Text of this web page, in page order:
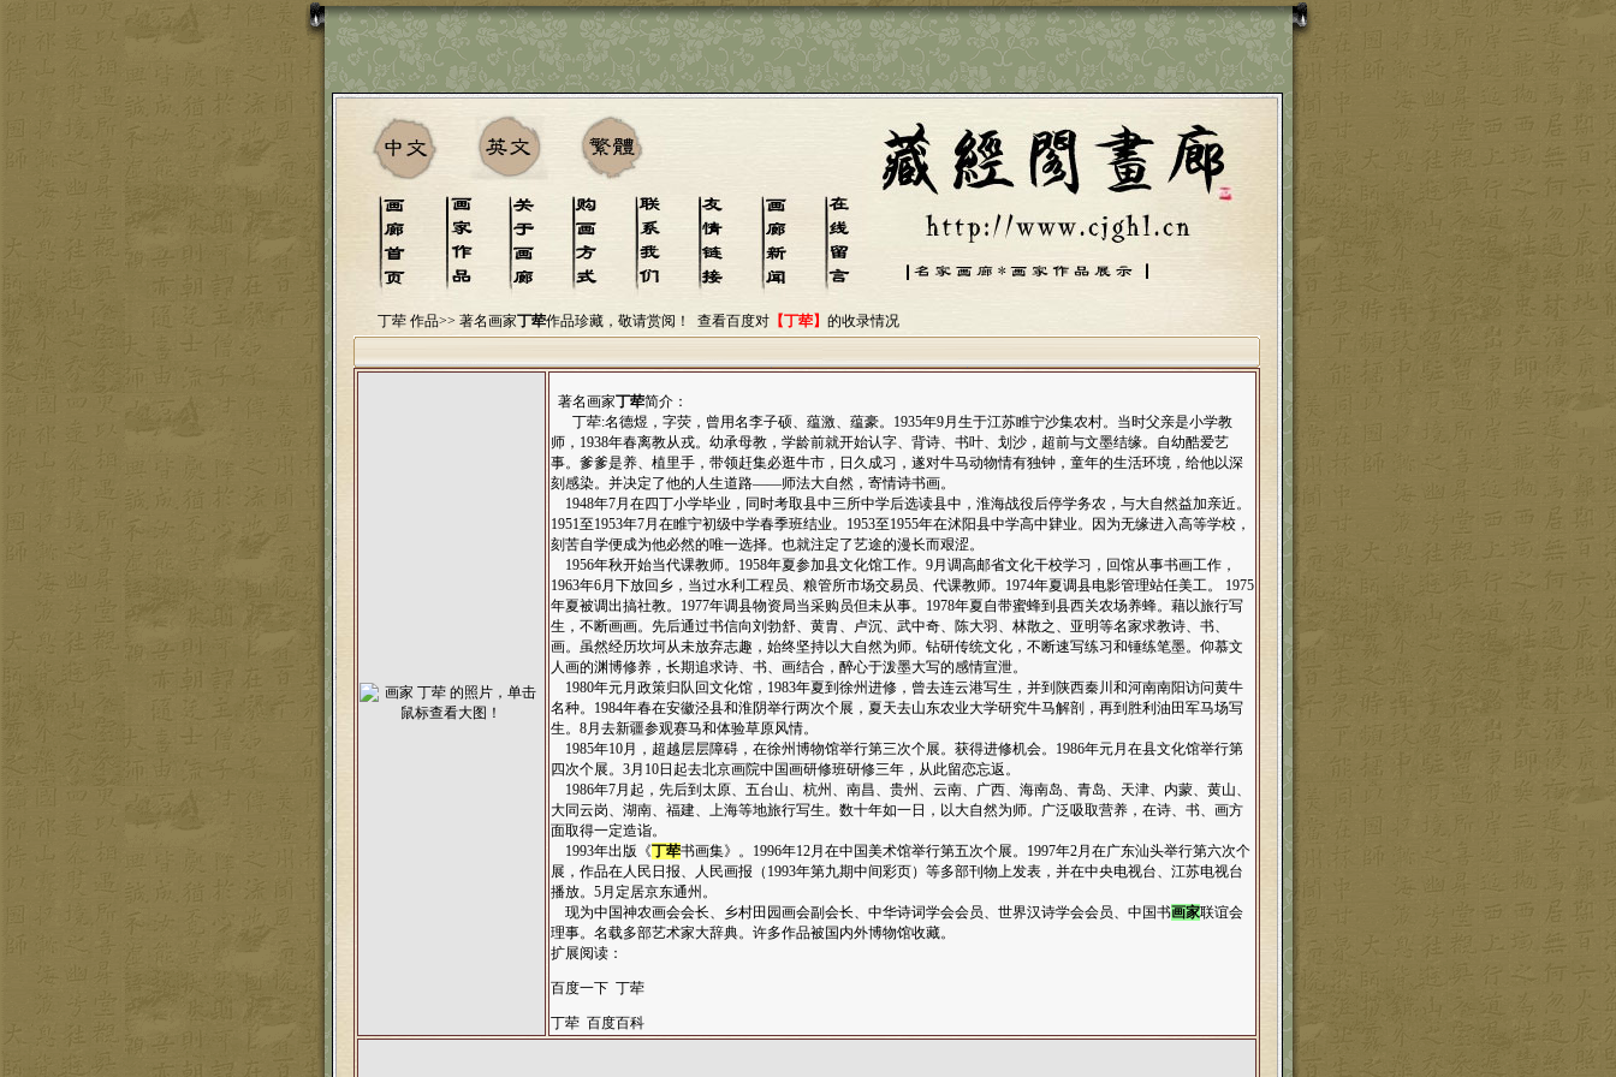
丁荦 作品>> 著名画家丁荦作品珍藏，敬请赏阅！ 查看百度对【丁荦】 的收录情况
著名画家丁荦简介：
丁荦:名德煜，字荧，曾用名李子硕、蕴激、蕴豪。1935年9月生于江苏睢宁沙集农村。当时父亲是小学教
师，1938年春离教从戎。幼承母教，学龄前就开始认字、背诗、书叶、划沙，超前与文墨结缘。自幼酷爱艺
事。爹爹是养、植里手，带领赶集必逛牛市，日久成习，遂对牛马动物情有独钟，童年的生活环境，给他以深
刻感染。并决定了他的人生道路——师法大自然，寄情诗书画。
1948年7月在四丁小学毕业，同时考取县中三所中学后选读县中，淮海战役后停学务农，与大自然益加亲近。
1951至1953年7月在睢宁初级中学春季班结业。1953至1955年在沭阳县中学高中肄业。因为无缘进入高等学校，
刻苦自学便成为他必然的唯一选择。也就注定了艺途的漫长而艰涩。
1956年秋开始当代课教师。1958年夏参加县文化馆工作。9月调高邮省文化干校学习，回馆从事书画工作，
1963年6月下放回乡，当过水利工程员、粮管所市场交易员、代课教师。1974年夏调县电影管理站任美工。 1975
年夏被调出搞社教。1977年调县物资局当采购员但未从事。1978年夏自带蜜蜂到县西关农场养蜂。藉以旅行写
生，不断画画。先后通过书信向刘勃舒、黄胄、卢沉、武中奇、陈大羽、林散之、亚明等名家求教诗、书、
画。虽然经历坎坷从未放弃志趣，始终坚持以大自然为师。钻研传统文化，不断速写练习和锤练笔墨。仰慕文
人画的渊博修养，长期追求诗、书、画结合，醉心于泼墨大写的感情宣泄。
1980年元月政策归队回文化馆，1983年夏到徐州进修，曾去连云港写生，并到陕西秦川和河南南阳访问黄牛
名种。1984年春在安徽泾县和淮阴举行两次个展，夏天去山东农业大学研究牛马解剖，再到胜利油田军马场写
生。8月去新疆参观赛马和体验草原风情。
1985年10月，超越层层障碍，在徐州博物馆举行第三次个展。获得进修机会。1986年元月在县文化馆举行第
四次个展。3月10日起去北京画院中国画研修班研修三年，从此留恋忘返。
1986年7月起，先后到太原、五台山、杭州、南昌、贵州、云南、广西、海南岛、青岛、天津、内蒙、黄山、
大同云岗、湖南、福建、上海等地旅行写生。数十年如一日，以大自然为师。广泛吸取营养，在诗、书、画方
面取得一定造诣。
1993年出版《丁荦书画集》。1996年12月在中国美术馆举行第五次个展。1997年2月在广东汕头举行第六次个
展，作品在人民日报、人民画报（1993年第九期中间彩页）等多部刊物上发表，并在中央电视台、江苏电视台
播放。5月定居京东通州。
现为中国神农画会会长、乡村田园画会副会长、中华诗词学会会员、世界汉诗学会会员、中国书画家联谊会
理事。名载多部艺术家大辞典。许多作品被国内外博物馆收藏。
扩展阅读：
百度一下 丁荦
丁荦 百度百科